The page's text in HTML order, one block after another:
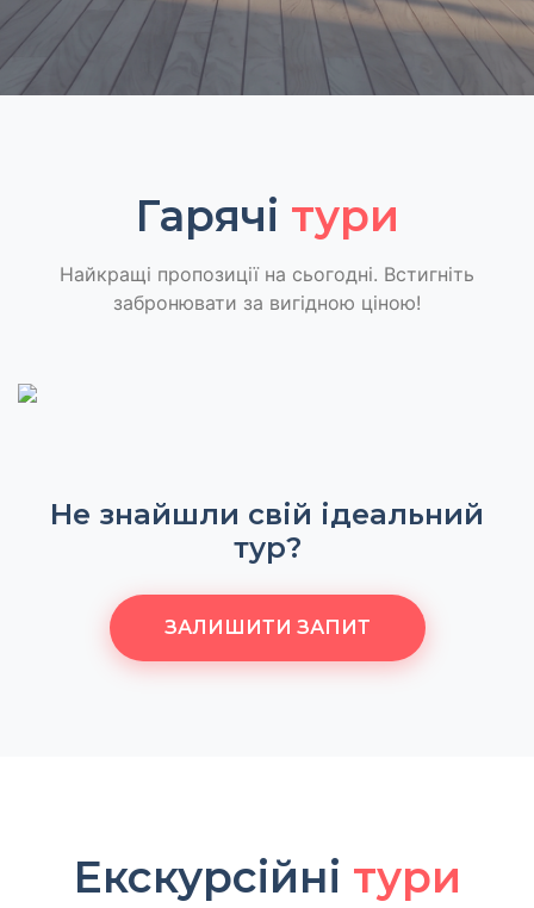
Гарячі тури
Найкращі пропозиції на сьогодні. Встигніть
забронювати за вигідною ціною!
Не знайшли свій ідеальний
тур?
ЗАЛИШИТИ ЗАПИТ
Екскурсійні тури